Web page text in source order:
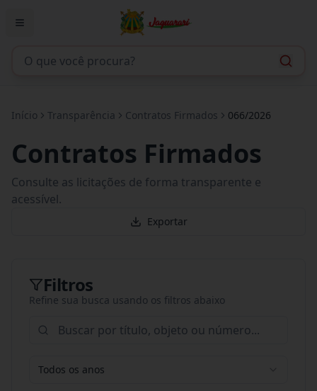
Início Transparência Contratos Firmados 066/2026
Contratos Firmados
Consulte as licitações de forma transparente e
acessível.
Exportar
Filtros
Refine sua busca usando os filtros abaixo
Todos os anos